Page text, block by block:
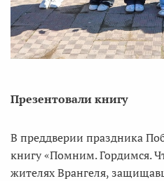
Презентовали книгу
В преддверии праздника
книгу «Помним. Гордимся.
жителях Врангеля,